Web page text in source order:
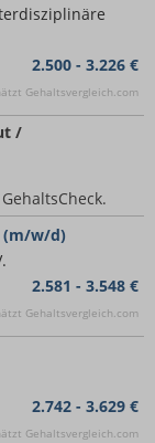
2.500 - 3.226 €
Gehaltsvergleich.com
/
(m/w/d)
2.581 - 3.548 €
Gehaltsvergleich.com
2.742 - 3.629 €
Gehaltsvergleich.com